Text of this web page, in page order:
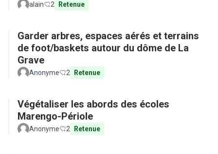
alain 2 Retenue
Garder arbres, espaces aérés et terrains
de foot/baskets autour du dôme de La
Grave
Anonyme 2 Retenue
Végétaliser les abords des écoles
Marengo-Périole
Anonyme 2 Retenue